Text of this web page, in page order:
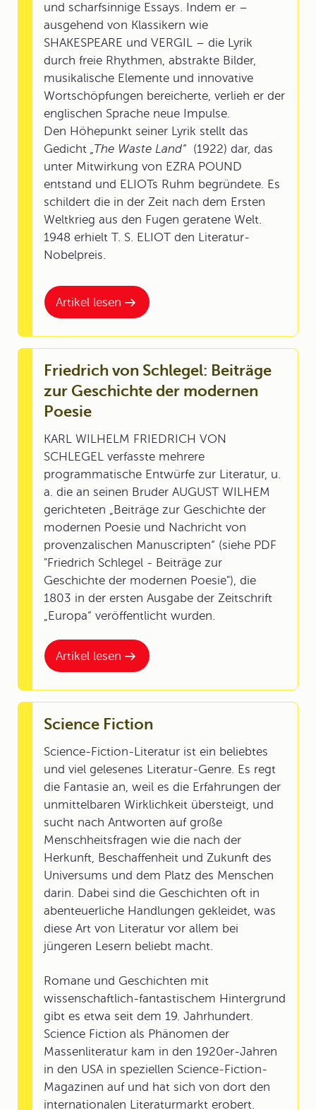
Artikel lesen
und scharfsinnige Essays. Indem er –
ausgehend von Klassikern wie
SHAKESPEARE und VERGIL – die Lyrik
durch freie Rhythmen, abstrakte Bilder,
musikalische Elemente und innovative
Wortschöpfungen bereicherte, verlieh er der
englischen Sprache neue Impulse.
Den Höhepunkt seiner Lyrik stellt das
Gedicht „The Waste Land“ (1922) dar, das
unter Mitwirkung von EZRA POUND
entstand und ELIOTs Ruhm begründete. Es
schildert die in der Zeit nach dem Ersten
Weltkrieg aus den Fugen geratene Welt.
1948 erhielt T. S. ELIOT den Literatur-
Nobelpreis.
Artikel lesen
Friedrich von Schlegel: Beiträge
zur Geschichte der modernen
Poesie
KARL WILHELM FRIEDRICH VON
SCHLEGEL verfasste mehrere
programmatische Entwürfe zur Literatur, u.
a. die an seinen Bruder AUGUST WILHEM
gerichteten „Beiträge zur Geschichte der
modernen Poesie und Nachricht von
provenzalischen Manuscripten“ (siehe PDF
"Friedrich Schlegel - Beiträge zur
Geschichte der modernen Poesie"), die
1803 in der ersten Ausgabe der Zeitschrift
„Europa“ veröffentlicht wurden.
Science Fiction
Science-Fiction-Literatur ist ein beliebtes
und viel gelesenes Literatur-Genre. Es regt
die Fantasie an, weil es die Erfahrungen der
unmittelbaren Wirklichkeit übersteigt, und
sucht nach Antworten auf große
Menschheitsfragen wie die nach der
Herkunft, Beschaffenheit und Zukunft des
Universums und dem Platz des Menschen
darin. Dabei sind die Geschichten oft in
abenteuerliche Handlungen gekleidet, was
diese Art von Literatur vor allem bei
jüngeren Lesern beliebt macht.
Romane und Geschichten mit
wissenschaftlich-fantastischem Hintergrund
gibt es etwa seit dem 19. Jahrhundert.
Science Fiction als Phänomen der
Massenliteratur kam in den 1920er-Jahren
in den USA in speziellen Science-Fiction-
Magazinen auf und hat sich von dort den
internationalen Literaturmarkt erobert.